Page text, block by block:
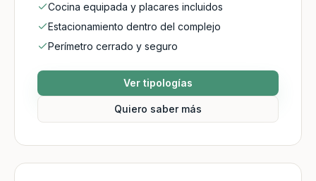
Cocina equipada y placares incluidos
Estacionamiento dentro del complejo
Perímetro cerrado y seguro
Ver tipologías
Quiero saber más